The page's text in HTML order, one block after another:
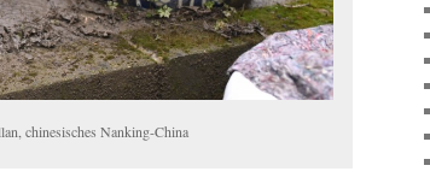
chinesisches Nanking-China